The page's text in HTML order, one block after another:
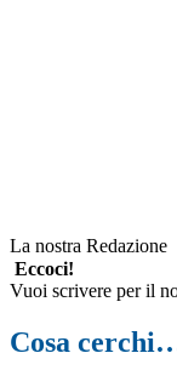
La nostra Redazione
Eccoci!
Vuoi scrivere per il
Cosa